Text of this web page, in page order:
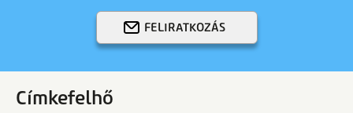
FELIRATKOZÁS
Címkefelhő